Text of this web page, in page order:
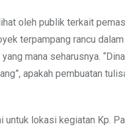
oleh publik terkait
terpampang rancu
mana seharusnya.
apakah pembuatan
untuk lokasi kegiatan Kp.